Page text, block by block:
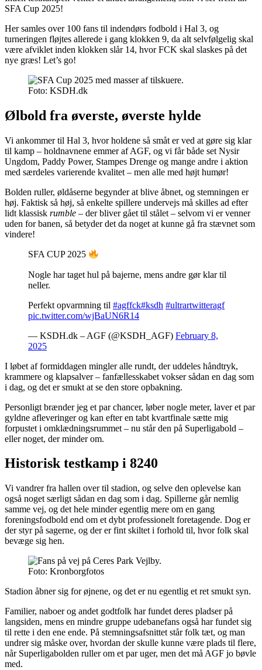
SFA Cup 2025!
Her samles over 100 fans til indendørs fodbold i Hal 3, og
turneringen fløjtes allerede i gang klokken 9, da alt selvfølgelig skal
være afviklet inden klokken slår 14, hvor FCK skal slaskes på det
nye græs! Let’s go!
Foto: KSDH.dk
Ølbold fra øverste, øverste hylde
Vi ankommer til Hal 3, hvor holdene så småt er ved at gøre sig klar
til kamp – holdnavnene emmer af AGF, og vi får både set Nysir
Ungdom, Paddy Power, Stampes Drenge og mange andre i aktion
med særdeles varierende kvalitet – men alle med højt humør!
Bolden ruller, øldåserne begynder at blive åbnet, og stemningen er
høj. Faktisk så høj, så enkelte spillere undervejs må skilles ad efter
lidt klassisk rumble – der bliver gået til stålet – selvom vi er venner
uden for banen, så betyder det da noget at kunne gå fra stævnet som
vindere!
SFA CUP 2025
Nogle har taget hul på bajerne, mens andre gør klar til
neller.
Perfekt opvarmning til #agffck#ksdh #ultrartwitteragf
pic.twitter.com/wjBaUN6R14
— KSDH.dk – AGF (@KSDH_AGF) February 8,
2025
I løbet af formiddagen mingler alle rundt, der uddeles håndtryk,
krammere og klapsalver – fanfællesskabet vokser sådan en dag som
i dag, og det er smukt at se den store opbakning.
Personligt brænder jeg et par chancer, løber nogle meter, laver et par
gyldne afleveringer og kan efter en tabt kvartfinale sætte mig
forpustet i omklædningsrummet – nu står den på Superligabold –
eller noget, der minder om.
Historisk testkamp i 8240
Vi vandrer fra hallen over til stadion, og selve den oplevelse kan
også noget særligt sådan en dag som i dag. Spillerne går nemlig
samme vej, og det hele minder egentlig mere om en gang
foreningsfodbold end om et dybt professionelt foretagende. Dog er
der styr på sagerne, og der er fint skiltet i forhold til, hvor folk skal
bevæge sig hen.
Foto: Kronborgfotos
Stadion åbner sig for øjnene, og det er nu egentlig et ret smukt syn.
Familier, naboer og andet godtfolk har fundet deres pladser på
langsiden, mens en mindre gruppe udebanefans også har fundet sig
til rette i den ene ende. På stemningsafsnittet står folk tæt, og man
undrer sig måske over, hvordan der skulle kunne være plads til flere,
når Superligabolden ruller om et par uger, men det må AGF jo bøvle
med.